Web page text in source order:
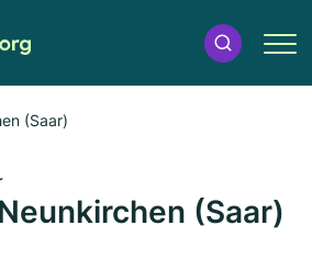
(Saar)
(Saar)